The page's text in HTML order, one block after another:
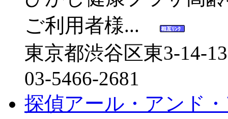
ご利用者様...
東京都渋谷区東3-14-13
03-5466-2681
探偵アール・アンド